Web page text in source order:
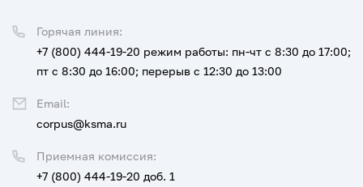
Приемная комиссия:
+7 (800) 444-19-20 доб. 1
Горячая линия:
+7 (800) 444-19-20 режим работы: пн-чт с 8:30 до 17:00;
пт с 8:30 до 16:00; перерыв с 12:30 до 13:00
Email:
corpus@ksma.ru